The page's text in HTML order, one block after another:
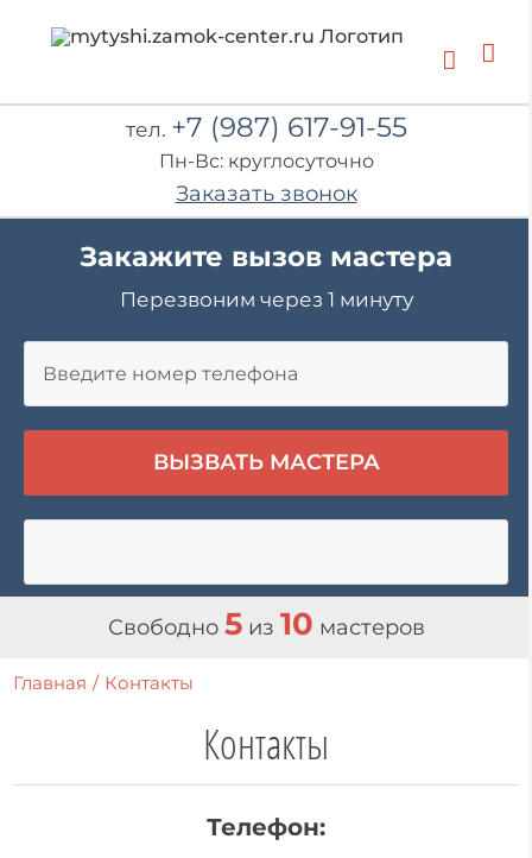
тел. +7 (987) 617-91-55
Пн-Вс: круглосуточно
Заказать звонок
Закажите вызов мастера
Перезвоним через 1 минуту
Свободно 5из 10 мастеров
Главная / Контакты
Контакты
Телефон: